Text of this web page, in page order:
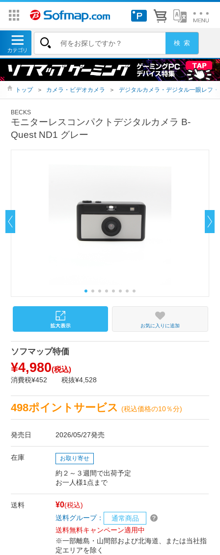
トップ ＞ カメラ・ビデオカメラ ＞ デジタルカメラ・デジタル一眼レフ
BECKS
モニターレスコンパクトデジタルカメラ B-
Quest ND1 グレー
お気に入りに追加
ソフマップ特価
¥4,980(税込)
消費税¥452 税抜¥4,528
498ポイントサービス(税込価格の10％分)
発売日 2026/05/27発売
在庫 お取り寄せ
約２～３週間で出荷予定
お一人様1点まで
送料 ¥0(税込)
送料グループ：
通常商品
送料無料キャンペーン適用中
※一部離島・山間部および北海道、または当社指
定エリアを除く